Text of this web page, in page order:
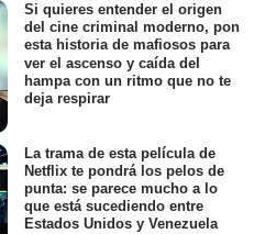
Si quieres entender el origen
del cine criminal moderno, pon
esta historia de mafiosos para
ver el ascenso y caída del
hampa con un ritmo que no te
deja respirar
La trama de esta película de
Netflix te pondrá los pelos de
punta: se parece mucho a lo
que está sucediendo entre
Estados Unidos y Venezuela